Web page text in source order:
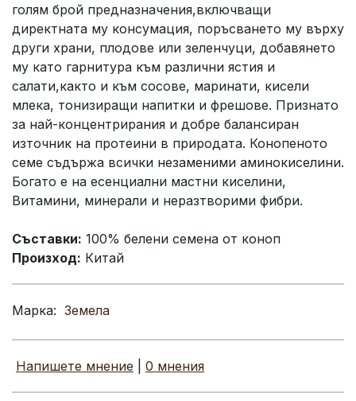
голям брой предназначения,включващи
директната му консумация, поръсването му върху
други храни, плодове или зеленчуци, добавянето
му като гарнитура към различни ястия и
салати,както и към сосове, маринати, кисели
млека, тонизиращи напитки и фрешове. Признато
за най-концентрирания и добре балансиран
източник на протеини в природата. Конопеното
семе съдържа всички незаменими аминокиселини.
Богато е на есенциални мастни киселини,
Витамини, минерали и неразтворими фибри.
Съставки: 100% белени семена от коноп
Произход: Китай
Марка: Земела
Напишете мнение 0 мнения